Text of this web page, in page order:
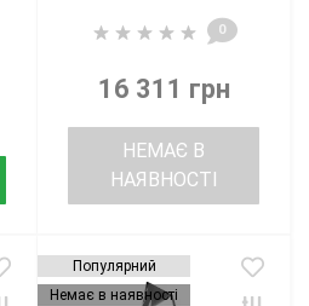
0
16 311 грн
НЕМАЄ В
НАЯВНОСТІ
Популярний
Немає в наявності